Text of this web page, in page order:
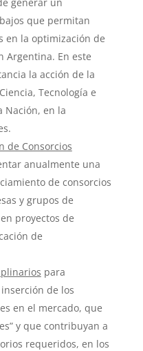
que permitan
en la optimización de
Argentina. En este
la acción de la
Tecnología e
Nación, en la
de Consorcios
anualmente una
de consorcios
y grupos de
proyectos de
de
para
de los
en el mercado, que
y que contribuyan a
requeridos, en los